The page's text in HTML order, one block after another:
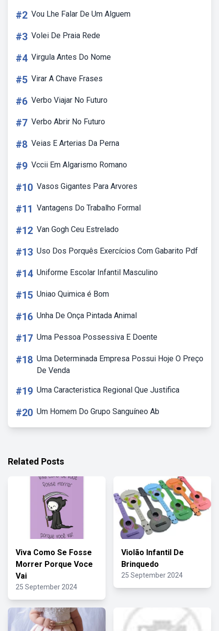
#2 Vou Lhe Falar De Um Alguem
#3 Volei De Praia Rede
#4 Virgula Antes Do Nome
#5 Virar A Chave Frases
#6 Verbo Viajar No Futuro
#7 Verbo Abrir No Futuro
#8 Veias E Arterias Da Perna
#9 Vccii Em Algarismo Romano
#10 Vasos Gigantes Para Arvores
#11 Vantagens Do Trabalho Formal
#12 Van Gogh Ceu Estrelado
#13 Uso Dos Porquês Exercícios Com Gabarito Pdf
#14 Uniforme Escolar Infantil Masculino
#15 Uniao Quimica é Bom
#16 Unha De Onça Pintada Animal
#17 Uma Pessoa Possessiva E Doente
#18 Uma Determinada Empresa Possui Hoje O Preço
De Venda
#19 Uma Caracteristica Regional Que Justifica
#20 Um Homem Do Grupo Sanguíneo Ab
Related Posts
Viva Como Se Fosse
Morrer Porque Voce
Vai
25 September 2024
Violão Infantil De
Brinquedo
25 September 2024